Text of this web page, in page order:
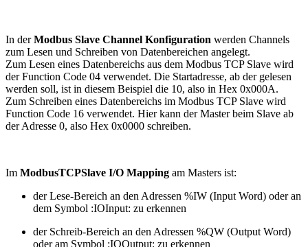
In derModbus Slave Channel Konfiguration werden Channels
zum Lesen und Schreiben von Datenbereichen angelegt.
Zum Lesen eines Datenbereichs aus dem Modbus TCP Slave wird
der Function Code 04 verwendet. Die Startadresse, ab der gelesen
werden soll, ist in diesem Beispiel die 10, also in Hex 0x000A.
Zum Schreiben eines Datenbereichs im Modbus TCP Slave wird
Function Code 16 verwendet. Hier kann der Master beim Slave ab
der Adresse 0, also Hex 0x0000 schreiben.
Im ModbusTCPSlave I/O Mapping am Masters ist:
der Lese-Bereich an den Adressen %IW (Input Word) oder an
dem Symbol :IOInput: zu erkennen
der Schreib-Bereich an den Adressen %QW (Output Word)
oder am Symbol :IOOutput: zu erkennen